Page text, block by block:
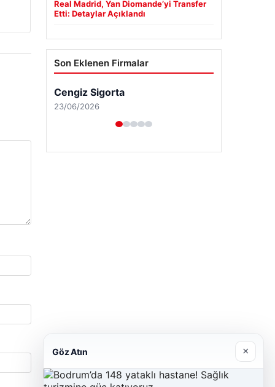
Real Madrid, Yan Diomande’yi Transfer
Etti: Detaylar Açıklandı
Son Eklenen Firmalar
Cengiz Sigorta
23/06/2026
Göz Atın ×